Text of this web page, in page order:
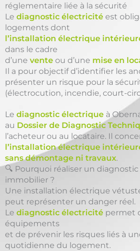
réglementaire liée à la sécurité
Le diagnostic électricité est
logements dont
l’installation électrique
dans le cadre
d’une vente ou d’une mise en
Il a pour objectif d’identifier les
présenter un risque pour la
(électrocution, incendie, court-
Le diagnostic électrique à
au Dossier de Diagnostic
l’acheteur ou au locataire. Il
l’installation électrique
sans démontage ni travaux.
🔍 Pourquoi réaliser un
immobilier ?
Une installation électrique
peut représenter un danger réel.
Le diagnostic électricité permet
équipements
et de prévenir les risques liés à
quotidienne du logement.